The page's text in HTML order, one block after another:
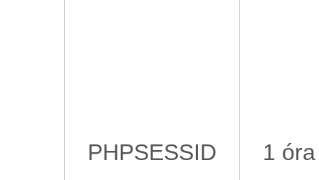
PHPSESSID 1 óra